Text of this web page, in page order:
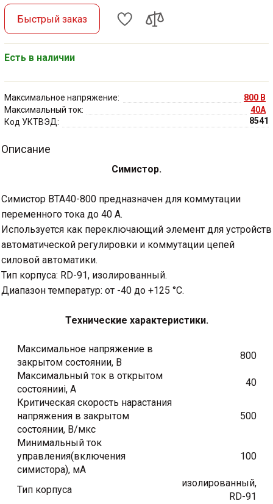
Быстрый заказ
Есть в наличии
Максимальное напряжение:
800 В
Максимальный ток:
40А
Код УКТВЭД:
8541
Описание
Симистор.
Симистор BTA40-800 предназначен для коммутации
переменного тока до 40 А.
Используется как переключающий элемент для устройств
автоматической регулировки и коммутации цепей
силовой автоматики.
Тип корпуса: RD-91, изолированный.
Диапазон температур: от -40 до +125 °C.
Технические характеристики.
Максимальное напряжение в
закрытом состоянии, В
800
Максимальный ток в открытом
состоянииі, А
40
Критическая скорость нарастания
напряжения в закрытом
состоянии, В/мкс
500
Минимальный ток
управления(включения
симистора), мА
100
Тип корпуса
изолированный,
RD-91